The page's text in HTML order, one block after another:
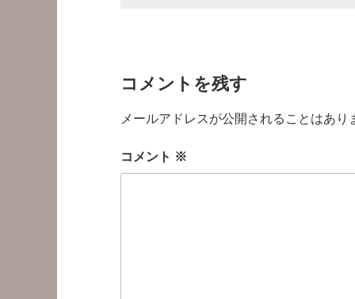
コメントを残す
メールアドレスが公開されることはあり
コメント ※